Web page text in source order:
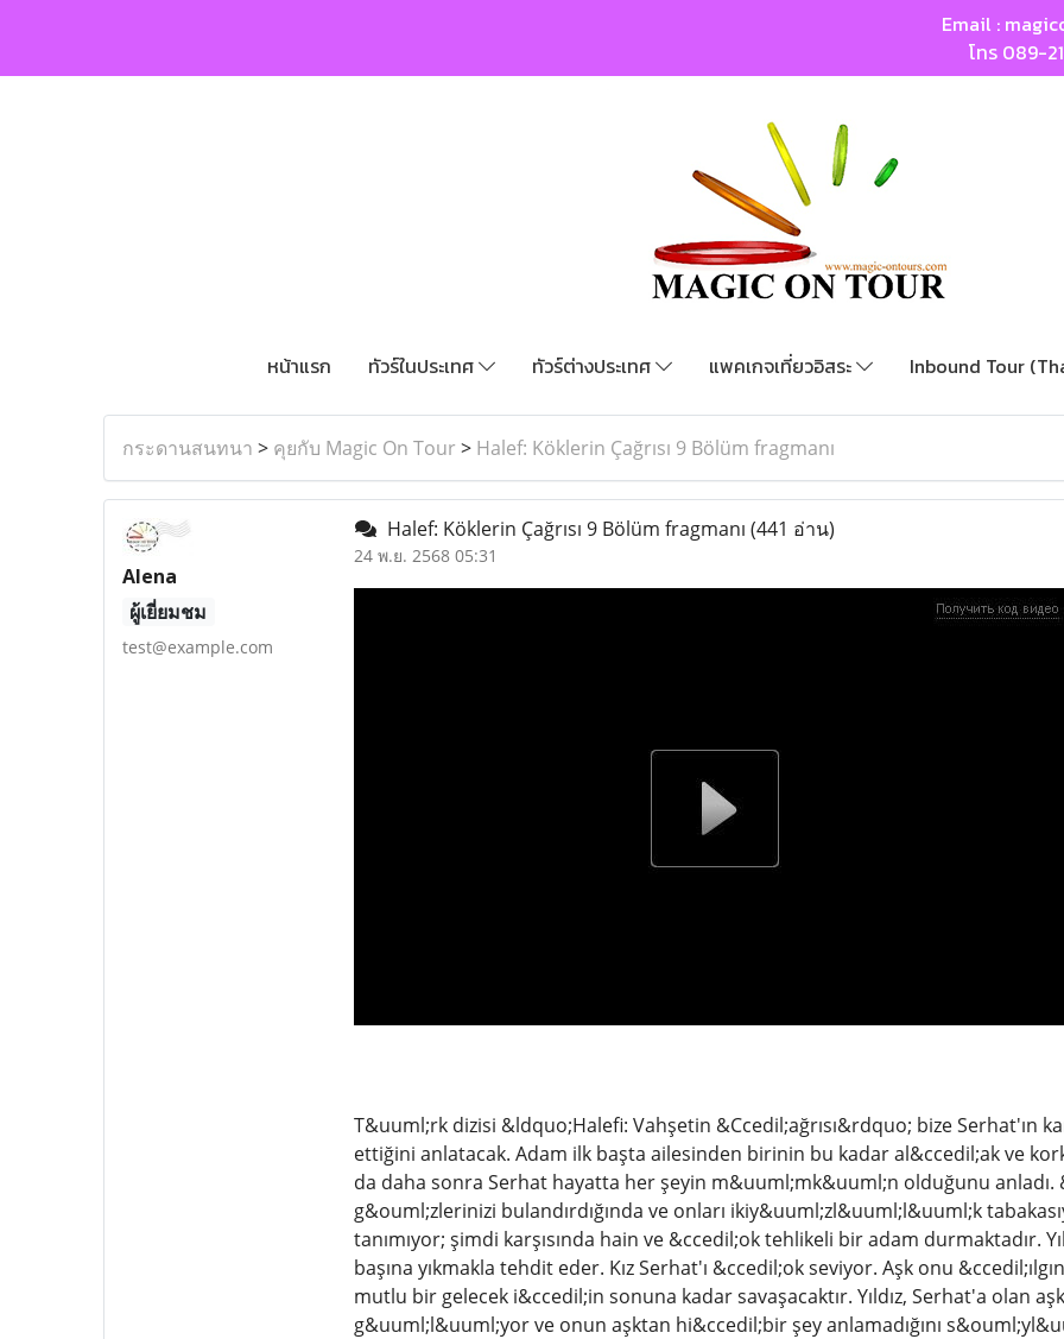
Email :
โทร 089-
หน้าแรก ทัวร์ในประเทศ ทัวร์ต่างประเทศ แพคเกจเที่ยวอิสระ Inbound Tour
กระดานสนทนา > คุยกับ Magic On Tour > Halef: Köklerin Çağrısı 9 Bölüm fragmanı
Alena
ผู้เยี่ยมชม
test@example.com
Halef: Köklerin Çağrısı 9 Bölüm fragmanı (441 อ่าน)
24 พ.ย. 2568 05:31
T&uuml;rk dizisi &ldquo;Halefi: Vahşetin &Ccedil;ağrısı&rdquo; bize Serhat'ın
ettiğini anlatacak. Adam ilk başta ailesinden birinin bu kadar al&ccedil;ak ve
da daha sonra Serhat hayatta her şeyin m&uuml;mk&uuml;n olduğunu anladı.
g&ouml;zlerinizi bulandırdığında ve onları ikiy&uuml;zl&uuml;l&uuml;k
tanımıyor; şimdi karşısında hain ve &ccedil;ok tehlikeli bir adam durmaktadır.
başına yıkmakla tehdit eder. Kız Serhat'ı &ccedil;ok seviyor. Aşk onu
mutlu bir gelecek i&ccedil;in sonuna kadar savaşacaktır. Yıldız, Serhat'a olan
g&uuml;l&uuml;yor ve onun aşktan hi&ccedil;bir şey anlamadığını